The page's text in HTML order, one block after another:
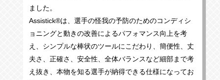
ました。
Assistick®は、選手の怪我の予防のためのコンディシ
ョニングと動きの改善によるパフォマンス向上を考
え、シンプルな棒状のツールにこだわり、簡便性、丈
夫さ、正確さ、安全性、全体バランスなど細部まで考
え抜き、本物を知る選手が納得できる仕様になってお